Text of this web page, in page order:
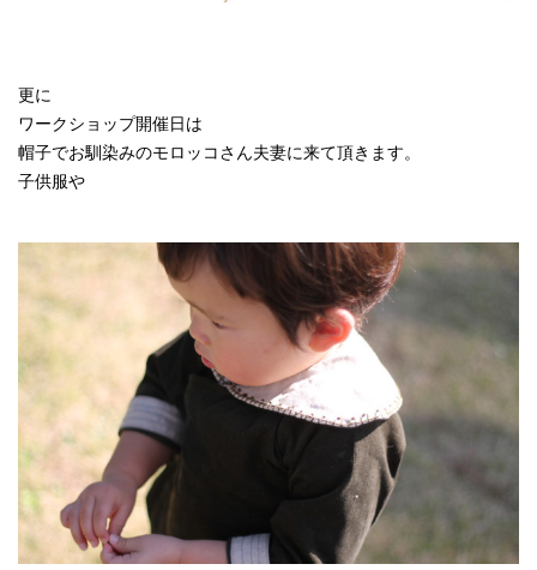
更に
ワークショップ開催日は
帽子でお馴染みのモロッコさん夫妻に来て頂きます。
子供服や